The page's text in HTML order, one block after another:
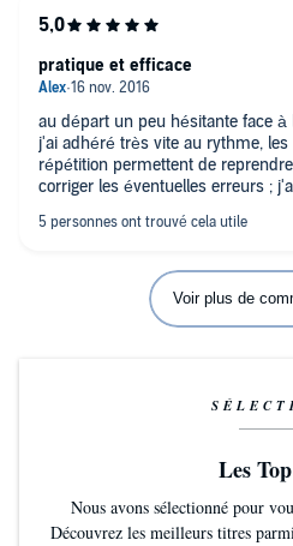
au départ un peu hésitante face
j'ai adhéré très vite au rythme,
répétition permettent de
corriger les éventuelles erreurs ;
pratique et efficace
Voir plus de
Les
Nous avons sélectionné pour
Découvrez les meilleurs titres